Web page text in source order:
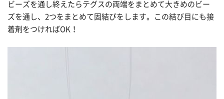
ビーズを通し終えたらテグスの両端をまとめて大きめのビー
ズを通し、2つをまとめて固結びをします。この結び目にも接
着剤をつければOK！